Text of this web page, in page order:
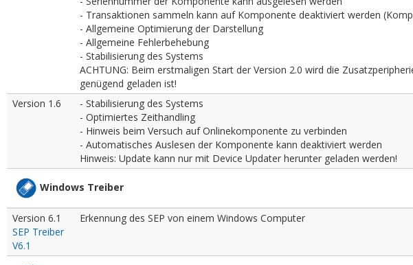
- Transaktionen sammeln kann auf Komponente deaktiviert werden
- Allgemeine Optimierung der Darstellung
- Allgemeine Fehlerbehebung
- Stabilisierung des Systems
ACHTUNG: Beim erstmaligen Start der Version 2.0 wird die
genügend geladen ist!
Version 1.6
- Stabilisierung des Systems
- Optimiertes Zeithandling
- Hinweis beim Versuch auf Onlinekomponente zu verbinden
- Automatisches Auslesen der Komponente kann deaktiviert werden
Hinweis: Update kann nur mit Device Updater herunter geladen werden!
Windows Treiber
Version 6.1
SEP Treiber
V6.1
Erkennung des SEP von einem Windows Computer